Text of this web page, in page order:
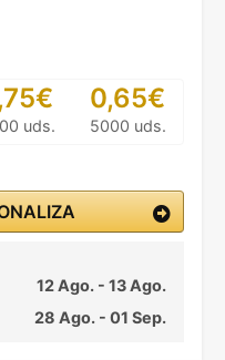
uds.
0,65€
5000 uds.
12 Ago. - 13 Ago.
28 Ago. - 01 Sep.